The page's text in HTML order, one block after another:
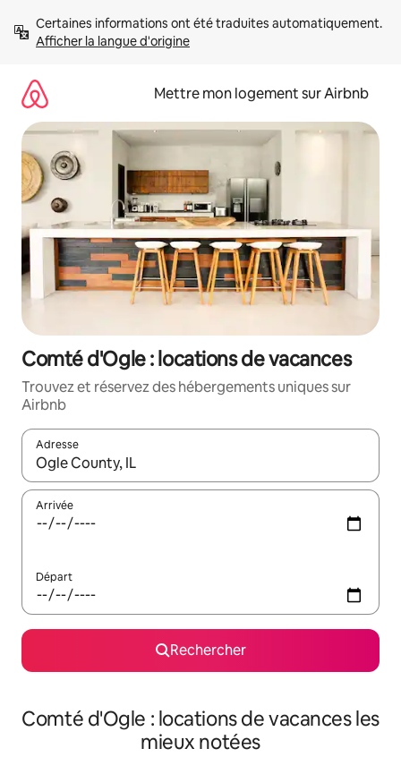
directement
Afficher la langue d'origine
Mettre mon logement sur Airbnb
Comté d'Ogle : locations de vacances
Trouvez et réservez des hébergements uniques sur
Airbnb
Adresse
Lorsque les résultats s'affichent, utilisez les flèches vers le
Arrivée
Départ
Rechercher
Comté d'Ogle : locations de vacances les
mieux notées